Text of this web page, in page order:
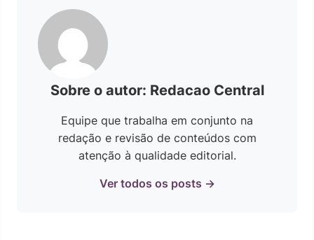
Sobre o autor: Redacao Central
Equipe que trabalha em conjunto na
redação e revisão de conteúdos com
atenção à qualidade editorial.
Ver todos os posts →